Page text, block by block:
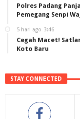
Polres Padang
Pemegang Senpi
5 hari ago 3:46
Cegah Macet!
Koto Baru
STAY CONNECTED